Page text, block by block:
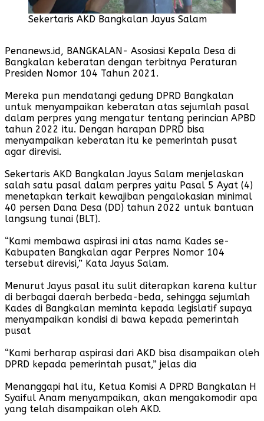
Sekertaris AKD Bangkalan Jayus Salam
Penanews.id, BANGKALAN- Asosiasi Kepala Desa di
Bangkalan keberatan dengan terbitnya Peraturan
Presiden Nomor 104 Tahun 2021.
Mereka pun mendatangi gedung DPRD Bangkalan
untuk menyampaikan keberatan atas sejumlah pasal
dalam perpres yang mengatur tentang perincian APBD
tahun 2022 itu. Dengan harapan DPRD bisa
menyampaikan keberatan itu ke pemerintah pusat
agar direvisi.
Sekertaris AKD Bangkalan Jayus Salam menjelaskan
salah satu pasal dalam perpres yaitu Pasal 5 Ayat (4)
menetapkan terkait kewajiban pengalokasian minimal
40 persen Dana Desa (DD) tahun 2022 untuk bantuan
langsung tunai (BLT).
“Kami membawa aspirasi ini atas nama Kades se-
Kabupaten Bangkalan agar Perpres Nomor 104
tersebut direvisi,” Kata Jayus Salam.
Menurut Jayus pasal itu sulit diterapkan karena kultur
di berbagai daerah berbeda-beda, sehingga sejumlah
Kades di Bangkalan meminta kepada legislatif supaya
menyampaikan kondisi di bawa kepada pemerintah
pusat
“Kami berharap aspirasi dari AKD bisa disampaikan oleh
DPRD kepada pemerintah pusat,” jelas dia
Menanggapi hal itu, Ketua Komisi A DPRD Bangkalan H
Syaiful Anam menyampaikan, akan mengakomodir apa
yang telah disampaikan oleh AKD.